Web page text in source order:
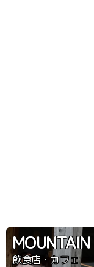
飲食店・カフェ